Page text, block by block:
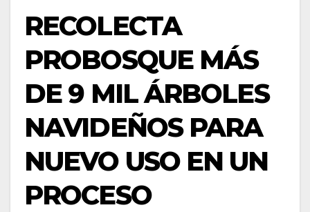
RECOLECTA
PROBOSQUE MÁS
DE 9 MIL ÁRBOLES
NAVIDEÑOS PARA
NUEVO USO EN UN
PROCESO